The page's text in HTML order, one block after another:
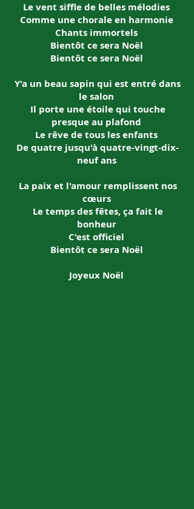
Le vent siffle de belles mélodies
Comme une chorale en harmonie
Chants immortels
Bientôt ce sera Noël
Bientôt ce sera Noël
Y'a un beau sapin qui est entré dans
le salon
Il porte une étoile qui touche
presque au plafond
Le rêve de tous les enfants
De quatre jusqu'à quatre-vingt-dix-
neuf ans
La paix et l'amour remplissent nos
cœurs
Le temps des fêtes, ça fait le
bonheur
C'est officiel
Bientôt ce sera Noël
Joyeux Noël